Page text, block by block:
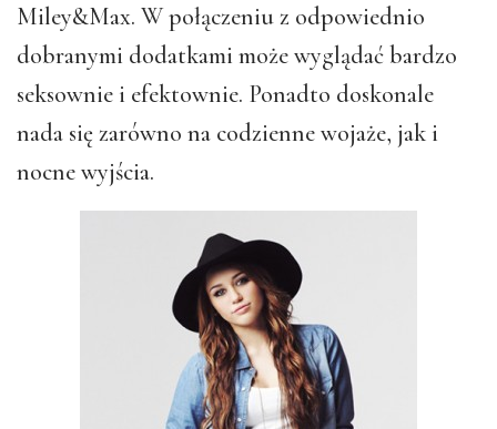
Miley&Max. W połączeniu z odpowiednio
dobranymi dodatkami może wyglądać bardzo
seksownie i efektownie. Ponadto doskonale
nada się zarówno na codzienne wojaże, jak i
nocne wyjścia.